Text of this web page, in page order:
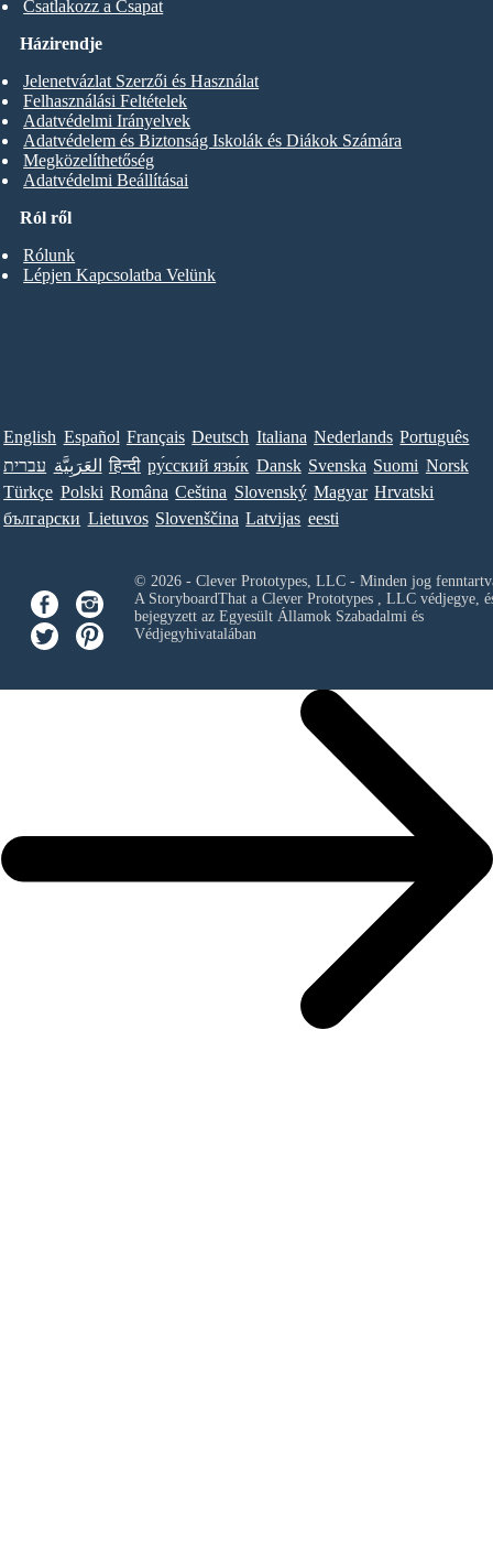
Csatlakozz a Csapat
Ról ről
Rólunk
Lépjen Kapcsolatba Velünk
Házirendje
Jelenetvázlat Szerzői és Használat
Felhasználási Feltételek
Adatvédelmi Irányelvek
Adatvédelem és Biztonság Iskolák és Diákok Számára
Megközelíthetőség
Adatvédelmi Beállításai
English Español Français Deutsch Italiana Nederlands Português
עברית العَرَبِيَّة हिन्दी ру́сский язы́к Dansk Svenska Suomi Norsk
Türkçe Polski Româna Ceština Slovenský Magyar Hrvatski
български Lietuvos Slovenščina Latvijas eesti
© 2026 - Clever Prototypes, LLC - Minden jog
A StoryboardThat a Clever Prototypes , LLCvédjegye,
bejegyzett az Egyesült Államok Szabadalmi és
Védjegyhivatalában